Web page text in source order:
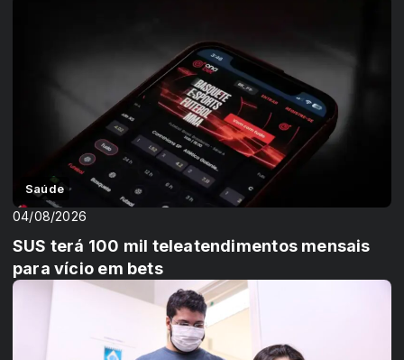
Saúde
04/08/2026
SUS terá 100 mil teleatendimentos mensais
para vício em bets